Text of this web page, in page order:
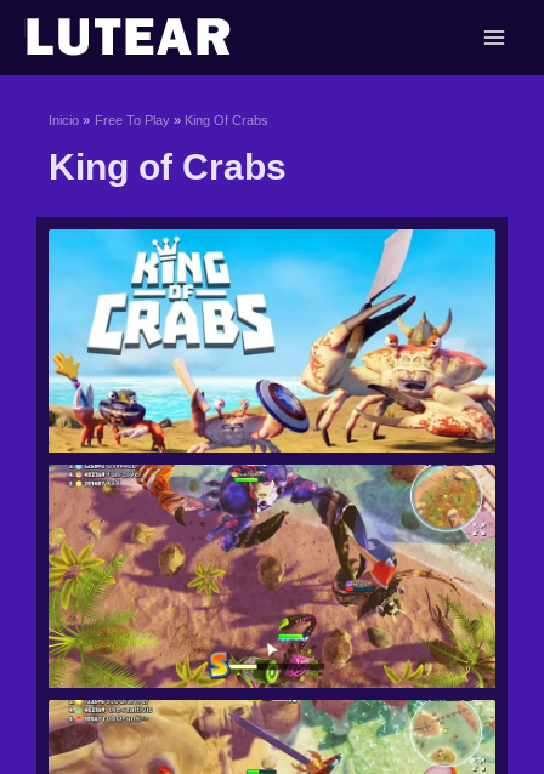
contenido
Inicio Free To Play King Of Crabs
King of Crabs